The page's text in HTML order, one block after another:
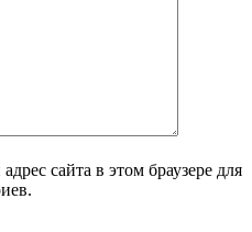
сайта в этом браузере для